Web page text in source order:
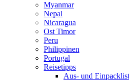
Myanmar
Nepal
Nicaragua
Ost Timor
Peru
Philippinen
Portugal
Reisetipps
Aus- und